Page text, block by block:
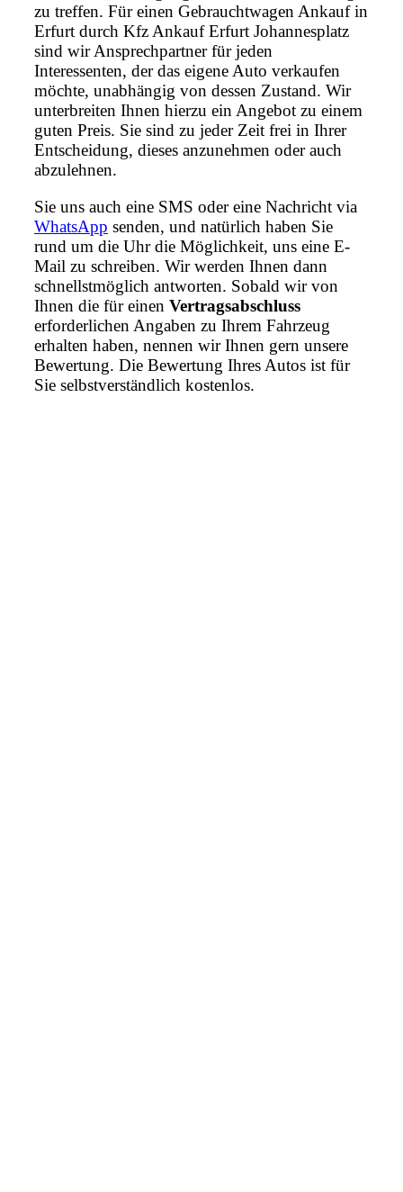
zu treffen. Für einen Gebrauchtwagen Ankauf in
Erfurt durch Kfz Ankauf Erfurt Johannesplatz
sind wir Ansprechpartner für jeden
Interessenten, der das eigene Auto verkaufen
möchte, unabhängig von dessen Zustand. Wir
unterbreiten Ihnen hierzu ein Angebot zu einem
guten Preis. Sie sind zu jeder Zeit frei in Ihrer
Entscheidung, dieses anzunehmen oder auch
abzulehnen.
Sie uns auch eine SMS oder eine Nachricht via
WhatsApp senden, und natürlich haben Sie
rund um die Uhr die Möglichkeit, uns eine E-
Mail zu schreiben. Wir werden Ihnen dann
schnellstmöglich antworten. Sobald wir von
Ihnen die für einen Vertragsabschluss
erforderlichen Angaben zu Ihrem Fahrzeug
erhalten haben, nennen wir Ihnen gern unsere
Bewertung. Die Bewertung Ihres Autos ist für
Sie selbstverständlich kostenlos.